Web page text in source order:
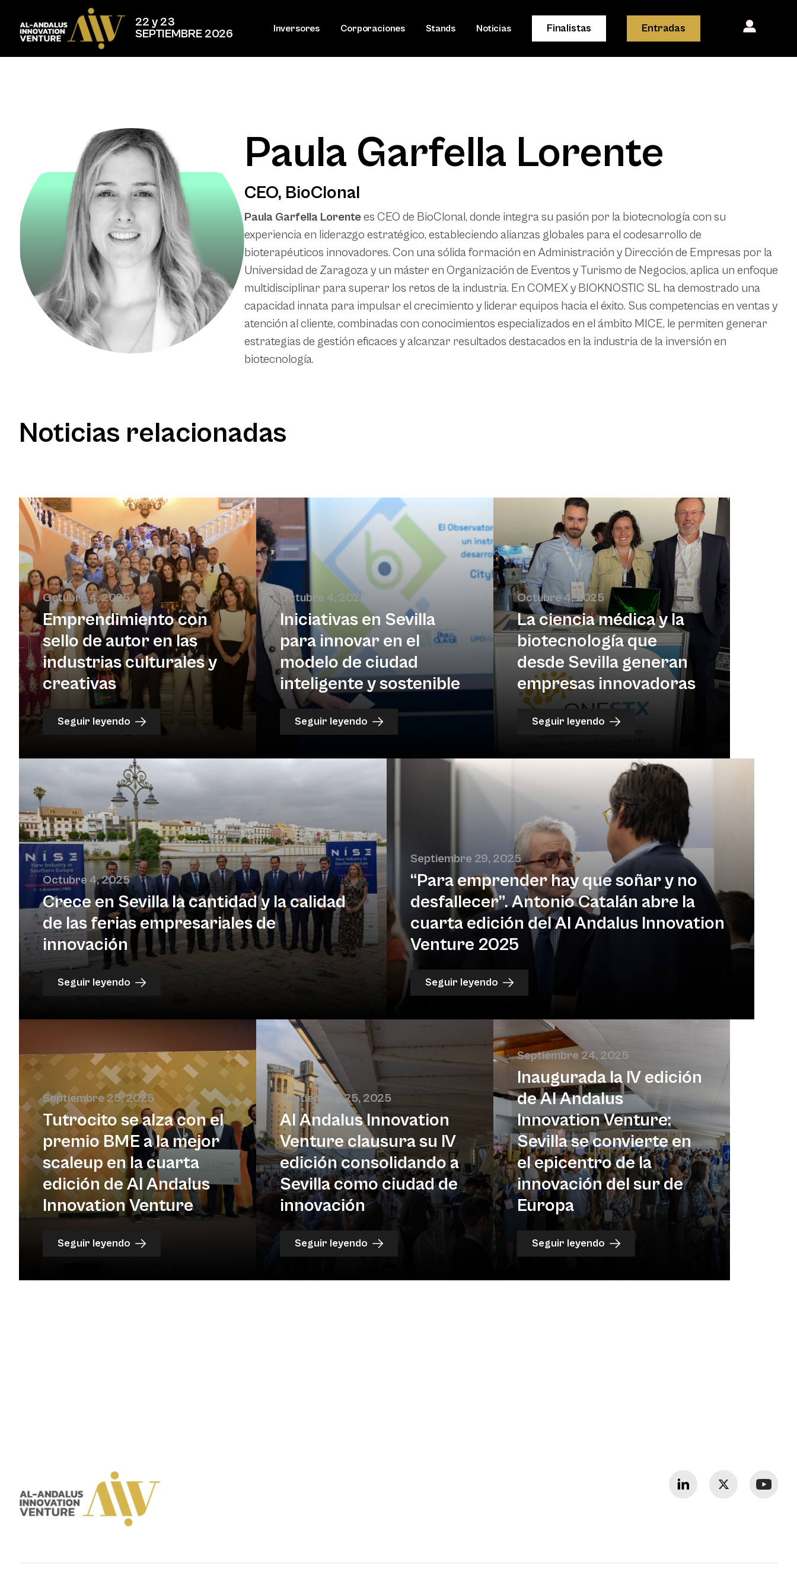
22 y 23
SEPTIEMBRE 2026
Inversores Corporaciones Stands Noticias Finalistas Entradas
Paula Garfella Lorente
CEO, BioClonal
Paula Garfella Lorentees CEO de BioClonal, donde integra su pasión por la biotecnología con su
experiencia en liderazgo estratégico, estableciendo alianzas globales para el codesarrollo de
bioterapéuticos innovadores. Con una sólida formación en Administración y Dirección de Empresas por la
Universidad de Zaragoza y un máster en Organización de Eventos y Turismo de Negocios, aplica un enfoque
multidisciplinar para superar los retos de la industria. En COMEX y BIOKNOSTIC SL ha demostrado una
capacidad innata para impulsar el crecimiento y liderar equipos hacia el éxito. Sus competencias en ventas y
atención al cliente, combinadas con conocimientos especializados en el ámbito MICE, le permiten generar
estrategias de gestión eficaces y alcanzar resultados destacados en la industria de la inversión en
biotecnología.
Noticias relacionadas
Octubre 4, 2025
Emprendimiento con
sello de autor en las
industrias culturales y
creativas
Seguir leyendo
Octubre 4, 2025
Iniciativas en Sevilla
para innovar en el
modelo de ciudad
inteligente y sostenible
Seguir leyendo
Octubre 4, 2025
La ciencia médica y la
biotecnología que
desde Sevilla generan
empresas innovadoras
Seguir leyendo
Octubre 4, 2025
Crece en Sevilla la cantidad y la calidad
de las ferias empresariales de
innovación
Seguir leyendo
Septiembre 29, 2025
“Para emprender hay que soñar y no
desfallecer”. Antonio Catalán abre la
cuarta edición del Al Andalus Innovation
Venture 2025
Seguir leyendo
Septiembre 25, 2025
Tutrocito se alza con el
premio BME a la mejor
scaleup en la cuarta
edición de Al Andalus
Innovation Venture
Seguir leyendo
Septiembre 25, 2025
Al Andalus Innovation
Venture clausura su IV
edición consolidando a
Sevilla como ciudad de
innovación
Seguir leyendo
Septiembre 24, 2025
Inaugurada la IV edición
de Al Andalus
Innovation Venture:
Sevilla se convierte en
el epicentro de la
innovación del sur de
Europa
Seguir leyendo